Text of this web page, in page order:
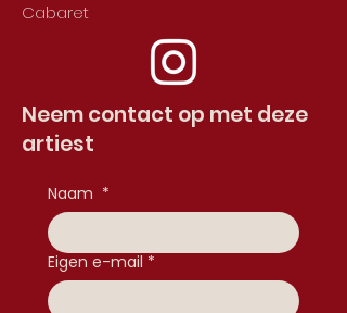
Cabaret
Neem contact op met deze
artiest
Naam *
Eigen e-mail *